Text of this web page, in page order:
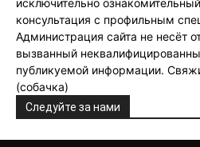
консультация с профильным
Администрация сайта не несёт
вызванный
публикуемой информации.
(собачка)
Следуйте за нами